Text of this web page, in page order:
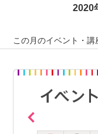
2020
この月のイベント・講